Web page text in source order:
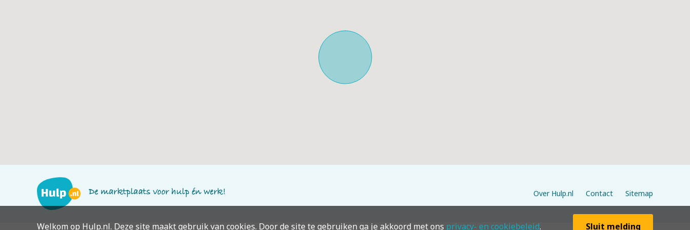
Over Hulp.nl Contact Sitemap
Welkom op Hulp.nl. Deze site maakt gebruik van cookies. Door de site te gebruiken ga je akkoord met ons privacy- en cookiebeleid. Sluit melding